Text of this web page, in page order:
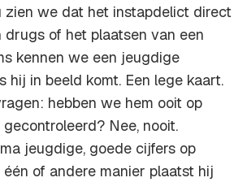
zien we dat het instapdelict direct
drugs of het plaatsen van een
kennen we een jeugdige
hij in beeld komt. Een lege kaart.
hebben we hem ooit op
Nee, nooit.
jeugdige, goede cijfers op
of andere manier plaatst hij